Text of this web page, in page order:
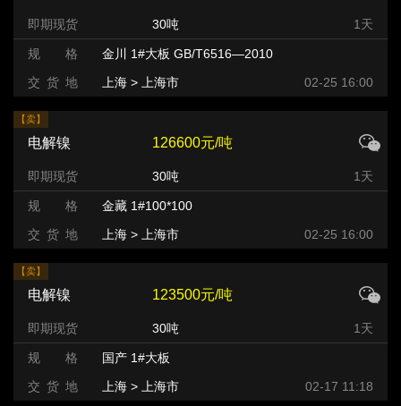
即期现货 30吨 1天
规 格
金川 1#大板 GB/T6516—2010
交 货 地
上海 > 上海市 02-25 16:00
【卖】
电解镍 126600元/吨
即期现货 30吨 1天
规 格
金藏 1#100*100
交 货 地
上海 > 上海市 02-25 16:00
【卖】
电解镍 123500元/吨
即期现货 30吨 1天
规 格
国产 1#大板
交 货 地
上海 > 上海市 02-17 11:18